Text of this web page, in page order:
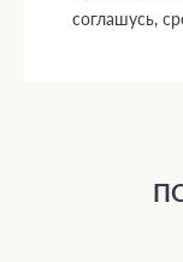
соглашусь,